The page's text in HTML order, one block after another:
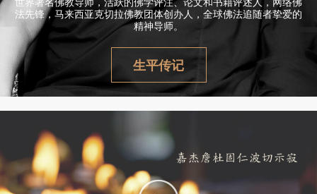
法先锋，马来西亚克切拉佛教团体创办人，全球佛法追随者挚爱的
精神导师。
生平传记